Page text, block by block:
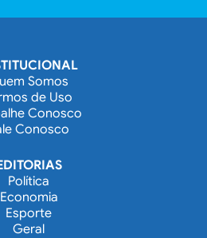
Somos
de Uso
Conosco
Conosco
Política
Economia
Esporte
Geral